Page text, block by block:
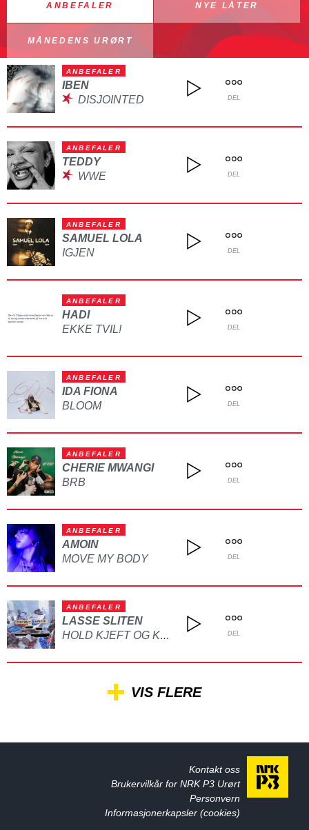
ANBEFALER NYE LÅTER
MÅNEDENS URØRT
ANBEFALER
IBEN
DISJOINTED
DEL
ANBEFALER
TEDDY
WWE
DEL
ANBEFALER
SAMUEL LOLA
IGJEN
DEL
ANBEFALER
HADI
EKKE TVIL!
DEL
ANBEFALER
IDA FIONA
BLOOM
DEL
ANBEFALER
CHERIE MWANGI
BRB
DEL
ANBEFALER
AMOIN
MOVE MY BODY
DEL
ANBEFALER
LASSE SLITEN
HOLD KJEFT OG KYSS MEG DEL
VIS FLERE
Kontakt oss
Brukervilkår for NRK P3 Urørt
Personvern
Informasjonerkapsler (cookies)